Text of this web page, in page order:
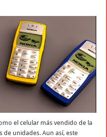
el celular más vendido de la
de unidades. Aun así, este